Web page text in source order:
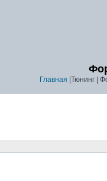
Главная |Тюнинг |